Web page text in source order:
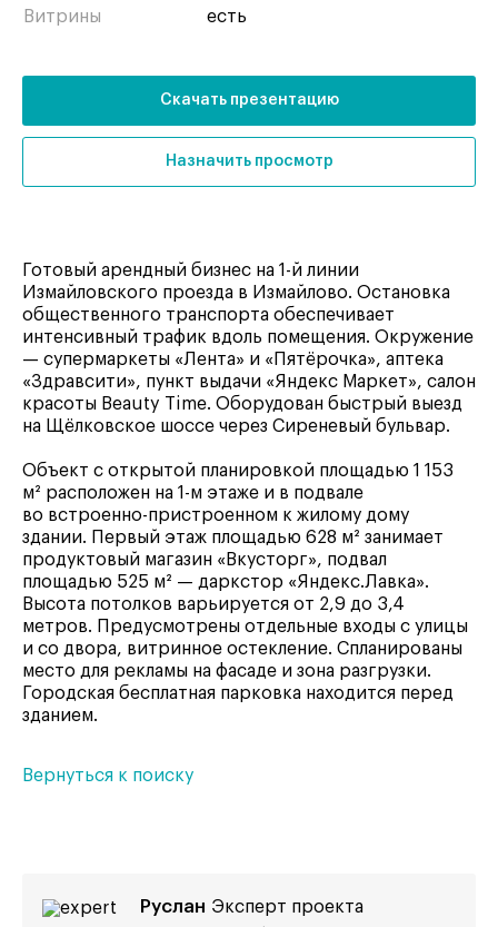
Витрины есть
Скачать презентацию
Назначить просмотр
Готовый арендный бизнес на 1-й линии
Измайловского проезда в Измайлово. Остановка
общественного транспорта обеспечивает
интенсивный трафик вдоль помещения. Окружение
— супермаркеты «Лента» и «Пятёрочка», аптека
«Здравсити», пункт выдачи «Яндекс Маркет», салон
красоты Веauty Time. Оборудован быстрый выезд
на Щёлковское шоссе через Сиреневый бульвар.
Объект с открытой планировкой площадью 1 153
м² расположен на 1-м этаже и в подвале
во встроенно-пристроенном к жилому дому
здании. Первый этаж площадью 628 м² занимает
продуктовый магазин «Вкусторг», подвал
площадью 525 м² — даркстор «Яндекс.Лавка».
Высота потолков варьируется от 2,9 до 3,4
метров. Предусмотрены отдельные входы с улицы
и со двора, витринное остекление. Спланированы
место для рекламы на фасаде и зона разгрузки.
Городская бесплатная парковка находится перед
зданием.
Вернуться к поиску
Руслан Эксперт проекта